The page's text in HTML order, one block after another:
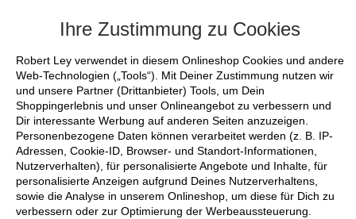
Ihre Zustimmung zu Cookies
Robert Ley verwendet in diesem Onlineshop Cookies und andere
Web-Technologien („Tools“). Mit Deiner Zustimmung nutzen wir
und unsere Partner (Drittanbieter) Tools, um Dein
Shoppingerlebnis und unser Onlineangebot zu verbessern und
Dir interessante Werbung auf anderen Seiten anzuzeigen.
Personenbezogene Daten können verarbeitet werden (z. B. IP-
Adressen, Cookie-ID, Browser- und Standort-Informationen,
Nutzerverhalten), für personalisierte Angebote und Inhalte, für
personalisierte Anzeigen aufgrund Deines Nutzerverhaltens,
sowie die Analyse in unserem Onlineshop, um diese für Dich zu
verbessern oder zur Optimierung der Werbeaussteuerung.